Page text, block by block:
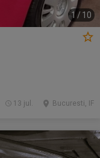
1 / 10
Bucuresti, IF
13 jul.